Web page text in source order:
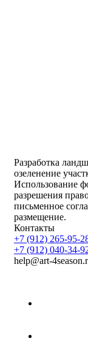
Разработка
озеленение
Использование
разрешения
письменное
размещение.
Контакты
+7 (912) 265-95-
+7 (912) 040-34-
help@art-